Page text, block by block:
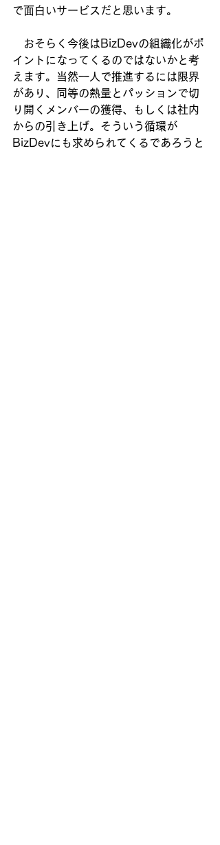
で面白いサービスだと思います。
おそらく今後はBizDevの組織化がポ
イントになってくるのではないかと考
えます。当然一人で推進するには限界
があり、同等の熱量とパッションで切
り開くメンバーの獲得、もしくは社内
からの引き上げ。そういう循環が
BizDevにも求められてくるであろうと